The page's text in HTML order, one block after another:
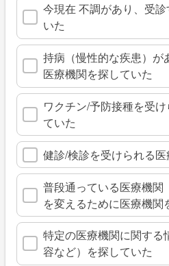
今現在 不調があり、受
いた
持病（慢性的な疾患）が
医療機関を探していた
ワクチン/予防接種を受
ていた
健診/検診を受けられる
普段通っている医療機関
を変えるために医療機関
特定の医療機関に関する
容など）を探していた